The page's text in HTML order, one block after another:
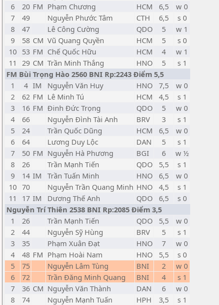
6
20 FM Phạm Chương HCM 6,5
w 0
7
49 Nguyễn Phước Tâm CTH 6,5
s 0
8
47 Lê Công Cường QDO 5
w 1
9
58 CM Vũ Quang Quyền HCM 5
s 0
10 53 FM Chế Quốc Hữu HCM 4
w 1
11
29 CM Trần Minh Thắng HNO 5
s 1
FM Bùi Trọng Hào 2560 BNI Rp:2243 Điểm 5,5
1
4 IM Nguyễn Văn Huy HNO 7,5
w 0
2
62 FM Lê Minh Tú HCM 4,5
s 1
3
16 FM Đinh Đức Trọng QDO 5
w 0
4
66 Nguyễn Đình Tài Anh BRV 3
s 1
5
24 Trần Quốc Dũng HCM 6,5
w 0
6
64 Lương Duy Lộc DAN 5
s 1
7
50 FM Nguyễn Hà Phương BGI 6
w ½
8
26 Trần Mạnh Tiến QDO 5,5
s 1
9
14 IM Trần Tuấn Minh HNO 6,5
w 0
10 70 Nguyễn Trần Quang Minh HNO 4,5
s 1
11
17 IM Dương Thế Anh QDO 6,5
s 0
Nguyễn Trí Thiên 2538 BNI Rp:2085 Điểm 3,5
1
26 Trần Mạnh Tiến QDO 5,5
w 0
2
44 Nguyễn Sỹ Hùng BRV 5
s 1
3
35 Phạm Xuân Đạt HNO 7
w 0
4
48 FM Phạm Hoài Nam HNO 5,5
s 0
5
75 Nguyễn Lâm Tùng BNI 2
w 0
6
72 Trần Đăng Minh Quang BNI 4
s 1
7
36 CM Nguyễn Văn Thành DAN 6
w 0
8
74 Nguyễn Mạnh Tuấn HPH 3,5
s 1